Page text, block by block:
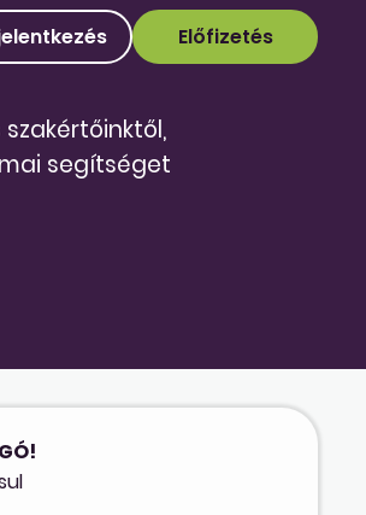
Előfizetés
szakértőinktől,
segítséget